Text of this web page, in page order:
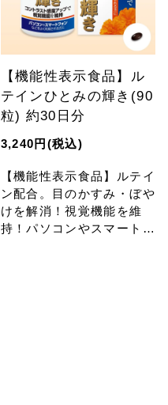
【機能性表示食品】ル
テインひとみの輝き(90
粒) 約30日分
3,240円(税込)
【機能性表示食品】ルテイ
ン配合。目のかすみ・ぼや
けを解消！視覚機能を維
持！パソコンやスマートフ